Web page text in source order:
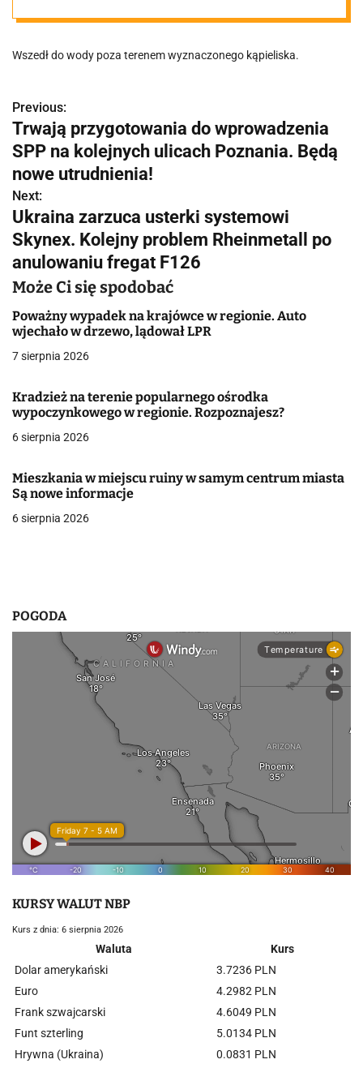
Topił się 9-letni
chłopiec
Wszedł do wody poza terenem wyznaczonego kąpieliska.
N
a
w
i
g
a
c
j
a
w
p
s
u
Previous:
Trwają przygotowania do wprowadzenia
SPP na kolejnych ulicach Poznania. Będą
nowe utrudnienia!
Next:
Ukraina zarzuca usterki systemowi
Skynex. Kolejny problem Rheinmetall po
anulowaniu fregat F126
Może Ci się spodobać
Poważny wypadek na krajówce w regionie. Auto
wjechało w drzewo, lądował LPR
7 sierpnia 2026
Kradzież na terenie popularnego ośrodka
wypoczynkowego w regionie. Rozpoznajesz?
6 sierpnia 2026
Mieszkania w miejscu ruiny w samym centrum miasta
Są nowe informacje
6 sierpnia 2026
POGODA
KURSY WALUT NBP
Kurs z dnia: 6 sierpnia 2026
Waluta
Kurs
Dolar amerykański
3.7236 PLN
Euro
4.2982 PLN
Frank szwajcarski
4.6049 PLN
Funt szterling
5.0134 PLN
Hrywna (Ukraina)
0.0831 PLN